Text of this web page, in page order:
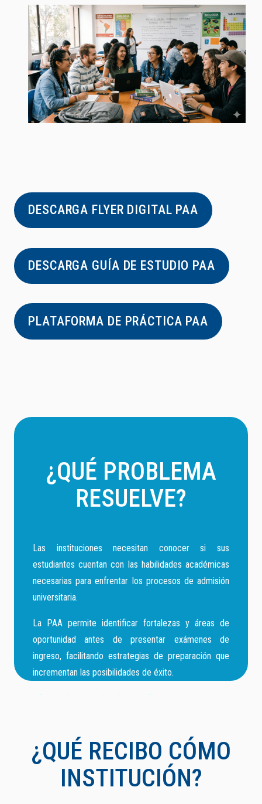
DESCARGA FLYER DIGITAL PAA
DESCARGA GUÍA DE ESTUDIO PAA
PLATAFORMA DE PRÁCTICA PAA
¿QUÉ PROBLEMA
RESUELVE?
Las instituciones necesitan conocer si sus
estudiantes cuentan con las habilidades académicas
necesarias para enfrentar los procesos de admisión
universitaria.
La PAA permite identificar fortalezas y áreas de
oportunidad antes de presentar exámenes de
ingreso, facilitando estrategias de preparación que
incrementan las posibilidades de éxito.
Informe de resultados del estudiante
¿QUÉ RECIBO CÓMO
INSTITUCIÓN?